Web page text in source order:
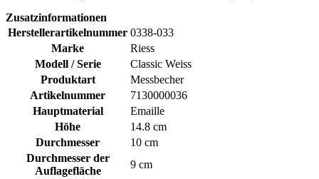
Zusatzinformationen
Herstellerartikelnummer 0338-033
Marke
Riess
Modell / Serie
Classic Weiss
Produktart
Messbecher
Artikelnummer
7130000036
Hauptmaterial
Emaille
Höhe
14.8 cm
Durchmesser
10 cm
Durchmesser der
Auflagefläche
9 cm